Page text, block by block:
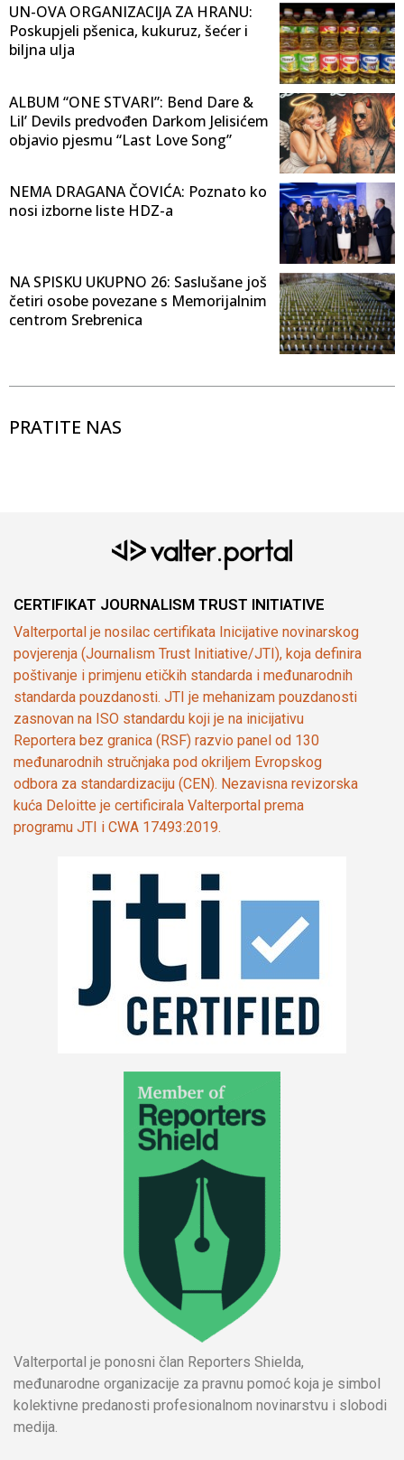
UN-OVA ORGANIZACIJA ZA HRANU:
Poskupjeli pšenica, kukuruz, šećer i
biljna ulja
ALBUM “ONE STVARI”: Bend Dare &
Lil’ Devils predvođen Darkom Jelisićem
objavio pjesmu “Last Love Song”
NEMA DRAGANA ČOVIĆA: Poznato ko
nosi izborne liste HDZ-a
NA SPISKU UKUPNO 26: Saslušane još
četiri osobe povezane s Memorijalnim
centrom Srebrenica
PRATITE NAS
CERTIFIKAT JOURNALISM TRUST INITIATIVE
Valterportal je nosilac certifikata Inicijative novinarskog
povjerenja (Journalism Trust Initiative/JTI), koja definira
poštivanje i primjenu etičkih standarda i međunarodnih
standarda pouzdanosti. JTI je mehanizam pouzdanosti
zasnovan na ISO standardu koji je na inicijativu
Reportera bez granica (RSF) razvio panel od 130
međunarodnih stručnjaka pod okriljem Evropskog
odbora za standardizaciju (CEN). Nezavisna revizorska
kuća Deloitte je certificirala Valterportal prema
programu JTI i CWA 17493:2019.
Valterportal je ponosni član Reporters Shielda,
međunarodne organizacije za pravnu pomoć koja je simbol
kolektivne predanosti profesionalnom novinarstvu i slobodi
medija.